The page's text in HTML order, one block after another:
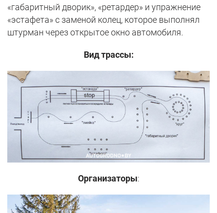
«габаритный дворик», «ретардер» и упражнение
«эстафета» с заменой колец, которое выполнял
штурман через открытое окно автомобиля.
Вид трассы:
Организаторы: